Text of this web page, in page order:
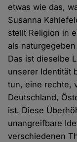
etwas wie das,
Susanna
stellt Religion in
als
Das ist dieselbe
unserer Identität
tun, eine rechte,
Deutschland,
ist. Diese
unangreifbare
verschiedenen